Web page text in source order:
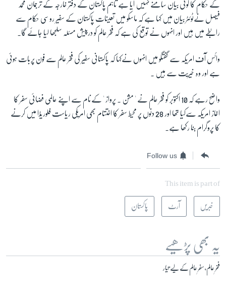
کے حکام کا کوئی بیان سامنے نہیں آیا ہے تاہم پاکستان کے دفتر خارجہ کے ترجمان محمد
فیصل نےٹوئٹر بیان میں کہا ہے کہ ماسکو میں تعینات پاکستان کے سفیر روسی حکام سے
رابطے میں ہیں اور انہوں نے توقع کی ہے کہ فخر عالم کو درپیش مسئلہ سلجھا لیا جائے گا۔
وائس آف امریکہ سے گفتگو میں انہوں نےکہا کہ پاکستانی سفیر کی فخر عالم سے فون پربات ہوئی
ہے اور وہ خیریت سے ہیں ۔
واضح رہے کہ 10 اکتوبر کو فخر عالم نے ' مشن ۔ پرواز ' کےنام سے اپنے عالمی فضائی سفر کا
اغاز امریکہ سےکیا تھا اور 28 دنوں پر محیط سفر کا اختتام بھی امریکی ریاست فلوریڈا میں کرنے
کا پروگرام بنا رکھا ہے۔
Follow us
This item is part of
خبریں آرٹ پاکستان
یہ بھی پڑھیے
فخرِ عالم، سفرِ عالم کے لیے تیار